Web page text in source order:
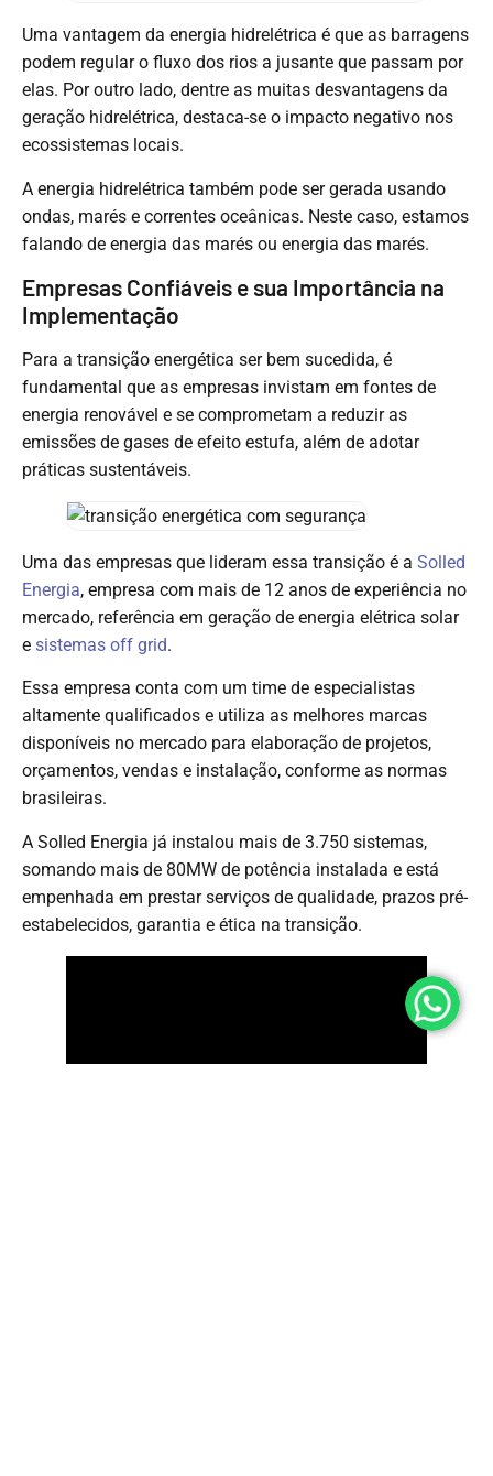
Uma vantagem da energia hidrelétrica é que as barragens
podem regular o fluxo dos rios a jusante que passam por
elas. Por outro lado, dentre as muitas desvantagens da
geração hidrelétrica, destaca-se o impacto negativo nos
ecossistemas locais.
A energia hidrelétrica também pode ser gerada usando
ondas, marés e correntes oceânicas. Neste caso, estamos
falando de energia das marés ou energia das marés.
Empresas Confiáveis e sua Importância na
Implementação
Para a transição energética ser bem sucedida, é
fundamental que as empresas invistam em fontes de
energia renovável e se comprometam a reduzir as
emissões de gases de efeito estufa, além de adotar
práticas sustentáveis.
Uma das empresas que lideram essa transição é a Solled
Energia, empresa com mais de 12 anos de experiência no
mercado, referência em geração de energia elétrica solar
e sistemas off grid.
Essa empresa conta com um time de especialistas
altamente qualificados e utiliza as melhores marcas
disponíveis no mercado para elaboração de projetos,
orçamentos, vendas e instalação, conforme as normas
brasileiras.
A Solled Energia já instalou mais de 3.750 sistemas,
somando mais de 80MW de potência instalada e está
empenhada em prestar serviços de qualidade, prazos pré-
estabelecidos, garantia e ética na transição.